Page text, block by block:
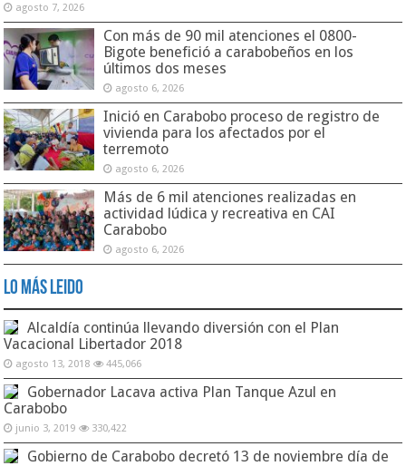
agosto 7, 2026
Con más de 90 mil atenciones el 0800-
Bigote benefició a carabobeños en los
últimos dos meses
agosto 6, 2026
Inició en Carabobo proceso de registro de
vivienda para los afectados por el
terremoto
agosto 6, 2026
Más de 6 mil atenciones realizadas en
actividad lúdica y recreativa en CAI
Carabobo
agosto 6, 2026
Lo Más Leido
Alcaldía continúa llevando diversión con el Plan
Vacacional Libertador 2018
agosto 13, 2018 445,066
Gobernador Lacava activa Plan Tanque Azul en
Carabobo
junio 3, 2019 330,422
Gobierno de Carabobo decretó 13 de noviembre día de